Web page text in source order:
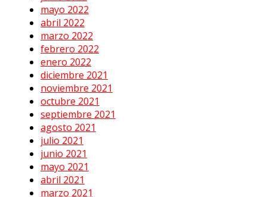
mayo 2022
abril 2022
marzo 2022
febrero 2022
enero 2022
diciembre 2021
noviembre 2021
octubre 2021
septiembre 2021
agosto 2021
julio 2021
junio 2021
mayo 2021
abril 2021
marzo 2021